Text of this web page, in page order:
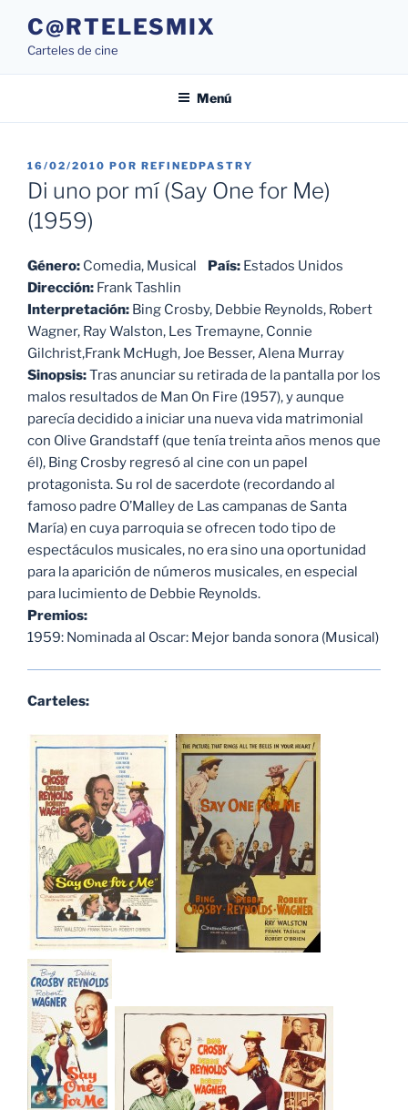
contenido
C@RTELESMIX
Carteles de cine
Menú
PUBLICADO
EL
16/02/2010 POR REFINEDPASTRY
Di uno por mí (Say One for Me)
(1959)
Género: Comedia, Musical País: Estados Unidos
Dirección: Frank Tashlin
Interpretación: Bing Crosby, Debbie Reynolds, Robert
Wagner, Ray Walston, Les Tremayne, Connie
Gilchrist,Frank McHugh, Joe Besser, Alena Murray
Sinopsis:Tras anunciar su retirada de la pantalla por los
malos resultados de Man On Fire (1957), y aunque
parecía decidido a iniciar una nueva vida matrimonial
con Olive Grandstaff (que tenía treinta años menos que
él), Bing Crosby regresó al cine con un papel
protagonista. Su rol de sacerdote (recordando al
famoso padre O’Malley de Las campanas de Santa
María) en cuya parroquia se ofrecen todo tipo de
espectáculos musicales, no era sino una oportunidad
para la aparición de números musicales, en especial
para lucimiento de Debbie Reynolds.
Premios:
1959: Nominada al Oscar: Mejor banda sonora (Musical)
Carteles: